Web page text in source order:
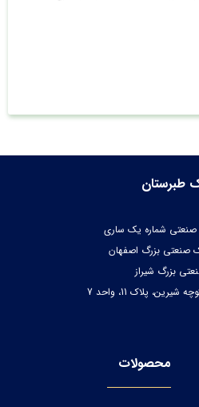
طبرستان
صنعتی شماره یک ساری
صنعتی بزرگ اصفهان
بزرگ شیراز
پلاک 11، واحد 7
محصولات